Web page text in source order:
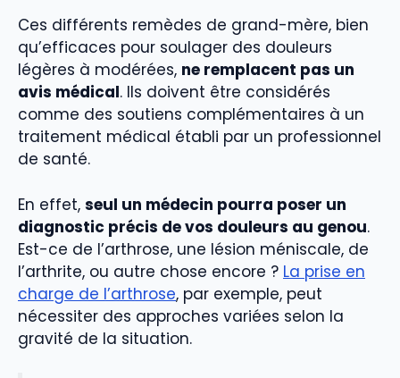
Ces différents remèdes de grand-mère, bien
qu’efficaces pour soulager des douleurs
légères à modérées, ne remplacent pas un
avis médical. Ils doivent être considérés
comme des soutiens complémentaires à un
traitement médical établi par un professionnel
de santé.
En effet, seul un médecin pourra poser un
diagnostic précis de vos douleurs au genou.
Est-ce de l’arthrose, une lésion méniscale, de
l’arthrite, ou autre chose encore ? La prise en
charge de l’arthrose, par exemple, peut
nécessiter des approches variées selon la
gravité de la situation.